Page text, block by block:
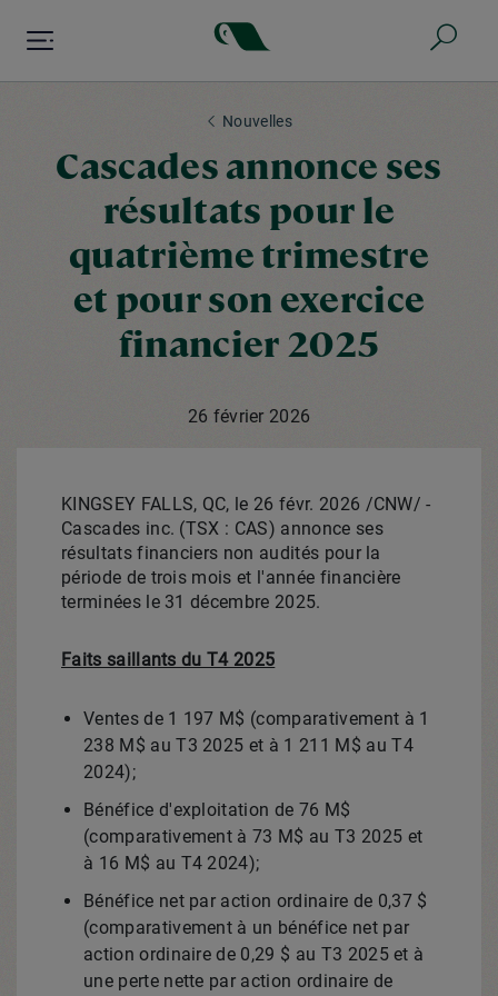
Nouvelles
Cascades annonce ses
résultats pour le
quatrième trimestre
et pour son exercice
financier 2025
26 février 2026
KINGSEY FALLS, QC, le 26 févr. 2026 /CNW/ -
Cascades inc. (TSX : CAS) annonce ses
résultats financiers non audités pour la
période de trois mois et l'année financière
terminées le 31 décembre 2025.
Faits saillants du T4 2025
Ventes de 1 197 M$ (comparativement à 1
238 M$ au T3 2025 et à 1 211 M$ au T4
2024);
Bénéfice d'exploitation de 76 M$
(comparativement à 73 M$ au T3 2025 et
à 16 M$ au T4 2024);
Bénéfice net par action ordinaire de 0,37 $
(comparativement à un bénéfice net par
action ordinaire de 0,29 $ au T3 2025 et à
une perte nette par action ordinaire de